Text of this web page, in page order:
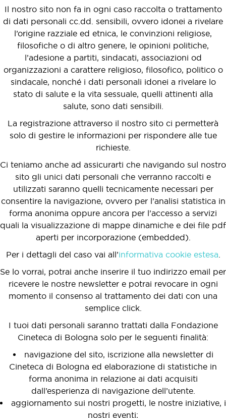
Il nostro sito non fa in ogni caso raccolta o trattamento
di dati personali cc.dd. sensibili, ovvero idonei a rivelare
l’origine razziale ed etnica, le convinzioni religiose,
filosofiche o di altro genere, le opinioni politiche,
l’adesione a partiti, sindacati, associazioni od
organizzazioni a carattere religioso, filosofico, politico o
sindacale, nonché i dati personali idonei a rivelare lo
stato di salute e la vita sessuale, quelli attinenti alla
salute, sono dati sensibili.
La registrazione attraverso il nostro sito ci permetterà
solo di gestire le informazioni per rispondere alle tue
richieste.
Ci teniamo anche ad assicurarti che navigando sul nostro
sito gli unici dati personali che verranno raccolti e
utilizzati saranno quelli tecnicamente necessari per
consentire la navigazione, ovvero per l’analisi statistica in
forma anonima oppure ancora per l’accesso a servizi
quali la visualizzazione di mappe dinamiche e dei file pdf
aperti per incorporazione (embedded).
Per i dettagli del caso vai all’informativa cookie estesa
Se lo vorrai, potrai anche inserire il tuo indirizzo email per
ricevere le nostre newsletter e potrai revocare in ogni
momento il consenso al trattamento dei dati con una
semplice click.
I tuoi dati personali saranno trattati dalla Fondazione
Cineteca di Bologna solo per le seguenti finalità:
navigazione del sito, iscrizione alla newsletter di
Cineteca di Bologna ed elaborazione di statistiche in
forma anonima in relazione ai dati acquisiti
dall’esperienza di navigazione dell’utente.
aggiornamento sui nostri progetti, le nostre iniziative, i
nostri eventi;